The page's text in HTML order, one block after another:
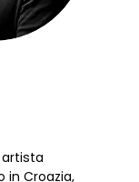
artista
in Croazia,